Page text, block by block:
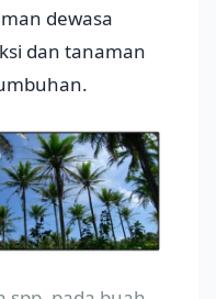
dewasa
dan tanaman